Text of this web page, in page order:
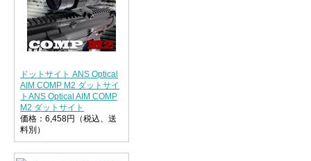
ドットサイト ANS Optical
AIM COMP M2 ダットサイ
トANS Optical AIM COMP
M2 ダットサイト
価格：6,458円（税込、送
料別）